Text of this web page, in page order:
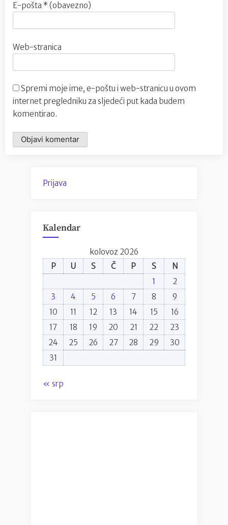
E-pošta * (obavezno)
Web-stranica
Spremi moje ime, e-poštu i web-stranicu u ovom
internet pregledniku za sljedeći put kada budem
komentirao.
Prijava
Kalendar
kolovoz 2026
P
U S Č P S
N
1
2
3
4 5 6 7 8
9
10
11 12 13 14 15
16
17
18 19 20 21 22
23
24
25 26 27 28 29
30
31
« srp